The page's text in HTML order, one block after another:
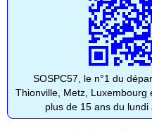
SOSPC57, le n°1 du
Thionville, Metz, Luxembourg
plus de 15 ans du